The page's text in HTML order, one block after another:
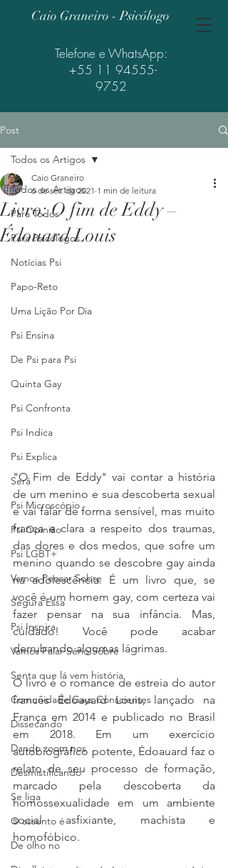
Caio Graneiro - Psicólogo
Telefone e WhatsApp:
+55 11 94555-
9752
Post
Todos os Artigos
Para Todos
Para Psicólogos
Notícias Psi
Papo-Reto
Uma Lição Por Dia
Psi Ensina
De Psi para Psi
Quinta Gay
Psi Confronta
Psi Indica
Psi Explica
Será
Psi Microscópio
Psi Opinião
Psi LGBT+
Vamos Pensar Sobre
Segura Essa
Psi Inspira
Vamos Falar Sério Sobre
Senta que lá vem história
Comunidade Gays Conscientes
Dissecando
Dando zoom nos
Desmistificando
Se liga
O assunto é
De olho no
Todos os Artigos
Livro: O fim de Eddy –
Édouard Louis
Caio Graneiro
6 de set. de 2021 1 min de leitura
"O Fim de Eddy" vai contar a história
de um menino e sua descoberta sexual
e vai falar de forma sensível, mas muito
franca e clara a respeito dos traumas,
das dores e dos medos, que sofre um
menino quando se descobre gay ainda
na adolescência. É um livro que, se
você é um homem gay, com certeza vai
fazer pensar na sua infância. Mas,
cuidado! Você pode acabar
derrubando algumas lágrimas.
O livro é o romance de estreia do autor
francês Édoauard Louis, lançado na
França em 2014 e publicado no Brasil
em 2018. Em um exercício
autobiográfico potente, Édoauard faz o
relato de seu processo de formação,
marcado pela descoberta da
homossexualidade em um ambiente
social asfixiante, machista e
homofóbico.